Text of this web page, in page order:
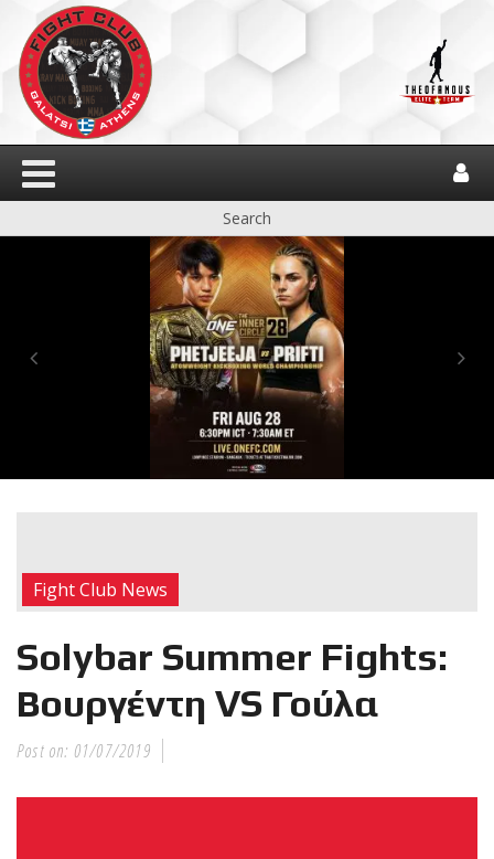
Η Αντωνία
Πρίφτη στο
και πιο
δύσκολο
αγώνα της καριέρας της,
διεκδικεί τον 6ο
παγκόσμιο τίτλο της
απέναντι στην Phetjeeja
Fight Club News
Solybar Summer Fights:
Βουργέντη VS Γούλα
Post on: 01/07/2019